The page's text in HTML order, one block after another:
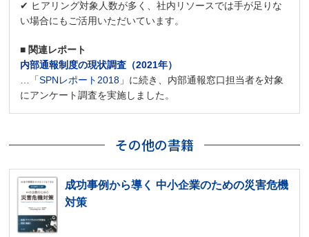
✔ ヒアリング対象人数が多く、社内リソースでは手が足りな
い場合にもご活用いただいています。
■ 関連レポート
内部通報制度の現状調査（2021年）
…「SPNレポート2018 」に続き、内部通報窓口担当者を対象
にアンケート調査を実施しました。
その他の書籍
成功事例から導く 中小企業のための災害危機
対策